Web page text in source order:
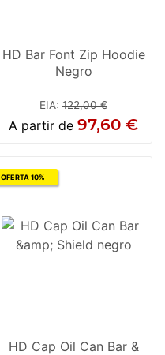
HD Bar Font Zip Hoodie
Negro
EIA: 122,00 €
A partir de 97,60 €
OFERTA 10%
HD Cap Oil Can Bar &